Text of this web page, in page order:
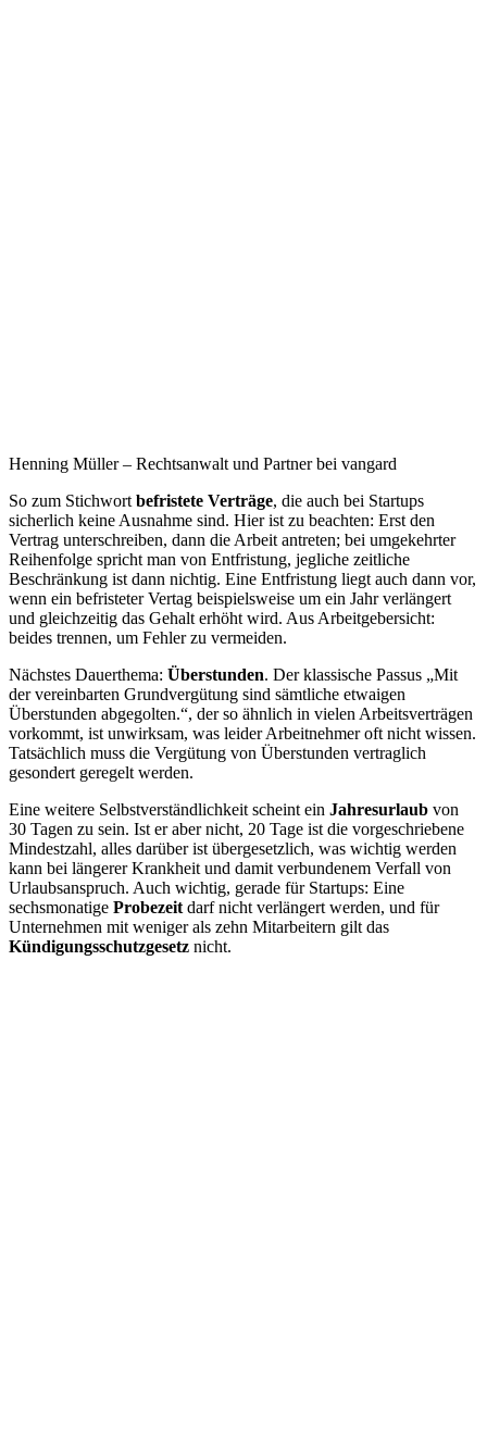
Henning Müller – Rechtsanwalt und Partner bei vangard
So zum Stichwort befristete Verträge, die auch bei Startups
sicherlich keine Ausnahme sind. Hier ist zu beachten: Erst den
Vertrag unterschreiben, dann die Arbeit antreten; bei umgekehrter
Reihenfolge spricht man von Entfristung, jegliche zeitliche
Beschränkung ist dann nichtig. Eine Entfristung liegt auch dann vor,
wenn ein befristeter Vertag beispielsweise um ein Jahr verlängert
und gleichzeitig das Gehalt erhöht wird. Aus Arbeitgebersicht:
beides trennen, um Fehler zu vermeiden.
Nächstes Dauerthema: Überstunden. Der klassische Passus „Mit
der vereinbarten Grundvergütung sind sämtliche etwaigen
Überstunden abgegolten.“, der so ähnlich in vielen Arbeitsverträgen
vorkommt, ist unwirksam, was leider Arbeitnehmer oft nicht wissen.
Tatsächlich muss die Vergütung von Überstunden vertraglich
gesondert geregelt werden.
Eine weitere Selbstverständlichkeit scheint ein Jahresurlaub von
30 Tagen zu sein. Ist er aber nicht, 20 Tage ist die vorgeschriebene
Mindestzahl, alles darüber ist übergesetzlich, was wichtig werden
kann bei längerer Krankheit und damit verbundenem Verfall von
Urlaubsanspruch. Auch wichtig, gerade für Startups: Eine
sechsmonatige Probezeit darf nicht verlängert werden, und für
Unternehmen mit weniger als zehn Mitarbeitern gilt das
Kündigungsschutzgesetz nicht.